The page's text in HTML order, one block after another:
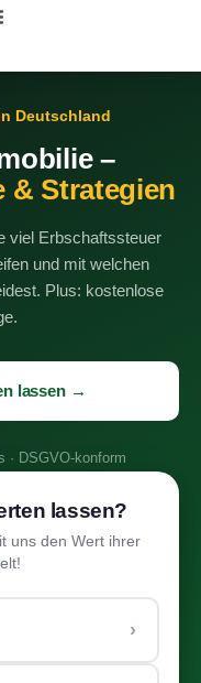
Deutschland
–
& Strategien
viel Erbschaftssteuer
und mit welchen
Plus: kostenlose
lassen →
· DSGVO-konform
lassen?
uns den Wert ihrer
›